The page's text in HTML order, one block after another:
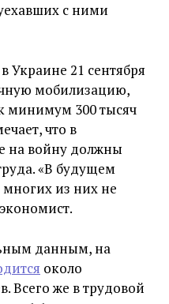
с ними
Украине 21 сентября
мобилизацию,
минимум 300 тысяч
что в
на войну должны
«В будущем
многих из них не
данным, на
около
Всего же в трудовой